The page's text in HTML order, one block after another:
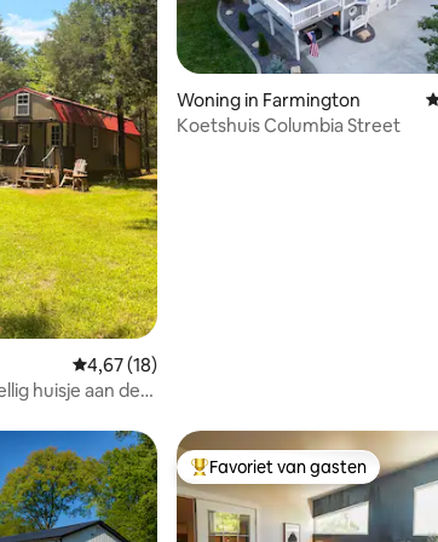
5, 7 recensies
Gemiddelde beoordeling van 4,67 uit 5, 18
4,67 (18)
huisje aan de
Woning in Farmington
Koetshuis Columbia Street
Topfavoriet van gasten
Favoriet van gasten